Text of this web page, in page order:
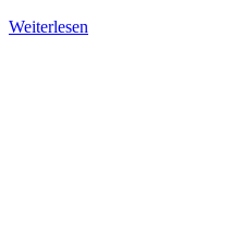
Weiterlesen